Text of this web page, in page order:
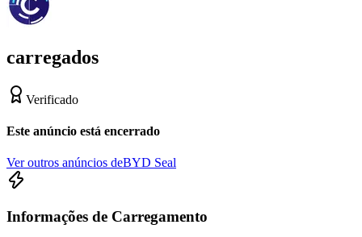
carregados
Verificado
Este anúncio está encerrado
Ver outros anúncios deBYD Seal
Informações de Carregamento